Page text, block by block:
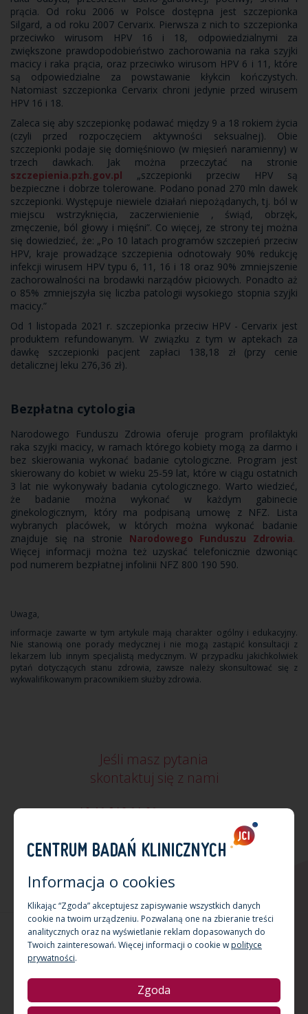
prącia. Od roku 2006 w Polsce dostępna jest szczepionka
Silgard, a od roku 2007 Cervarix. Pierwsza z nich to szczepionka
przeciwko wirusom HPV 16 i 18, odpowiedzialnymi za
zwiększone prawdopodobieństwo zachorowania na raka szyjki
macicy i raka prącia, oraz przeciwko wirusom HPV 6 i 11, które
są odpowiedzialne za powstawanie kłykcin kończystych.
Natomiast szczepionka Cervarix chroni jedynie przed wirusem
HPV 16 i 18.
Zaleca się aby szczepionkę podawać między 9 a 18 rokiem życia
(czyli przed rozpoczęciem aktywności seksualnej). Obie
szczepionki podaje się domięśniowo (w mięsień naramienny) w
trzech dawkach. Jak można przeczytać na stronie
szczepienia.pzh.gov.pl „szczepionki przeciw HPV są
bezpieczne i dobrze tolerowane. Podano ponad 270 mln dawek
szczepionki. Występuje niewiele działań niepożądanych, tj. ból w
miejscu wstrzyknięcia, zaczerwienienie , świąd, obrzęk,
zmęczenie, ból głowy i mięśni”. Co więcej, ze strony tej można
się dowiedzieć, że: „Po 10 latach programów szczepień przeciw
HPV, kraje prowadzące szczepienia odnotowały 90% redukcję
infekcji wirusem HPV typu 6, 11, 16 i 18 oraz 90% zmniejszenie
zachorowalności na brodawki narządów płciowych. Ponadto aż
o 85% zmniejszyła się liczba patologii wysokiego stopnia szyjki
macicy.”
Od 1 listopada 2021 r. szczepionka przeciw HPV - Cervarix jest
produktem refundowanym. W związku z tym w aptekach za
dawkę szczepionki pacjent zapłaci 138,18 zł (przy cenie
detalicznej leku 276,36 zł).
Bezpłatna cytologia
Narodowego Funduszu Zdrowia oferuje program profilaktyki
raka szyjki macicy, w ramach którego kobiety mogą za darmo i
bez skierowania wykonać badanie cytologiczne. Program jest
skierowany do kobiet w wieku 25-59 lat, które w ciągu ostatnich
3 lat nie wykonywały badania cytologicznego. Warto wiedzieć,
że badanie można wykonać w każdym gabinecie
ginekologicznym, który ma podpisaną umowę z NFZ. Lista
wybranych placówek, w których można wykonać badanie
znajduje się na stronie Narodowego Funduszu Zdrowia.
Więcej informacji można też uzyskać telefonicznie dzwoniąc
pod numerem bezpłatnej infolinii NFZ 800 190 590.
Uwaga,
informacje zawarte w tym artykule mają charakter ogólny i edukacyjny.
Nie stanowią one porady medycznej i nie mogą zastąpić konsultacji z
lekarzem lub innym specjalistą medycznym. W przypadku jakichkolwiek
pytań dotyczących stanu zdrowia, zawsze należy skonsultować się z
wykwalifikowanym pracownikiem służby zdrowia.
Jeśli masz pytania
skontaktuj się z nami
+48 12 340 24 02
cbk@jci.pl
wskazówki dojazdu
Copyright by Centrum Badań Klinicznych JCI 2026 Kraków
Projektowanie stron www:Triso.pl
Informacja o cookies
Klikając “Zgoda” akceptujesz zapisywanie wszystkich danych
cookie na twoim urządzeniu. Pozwalaną one na zbieranie treści
analitycznych oraz na wyświetlanie reklam dopasowanych do
Twoich zainteresowań. Więcej informacji o cookie w polityce
prywatności.
Zgoda